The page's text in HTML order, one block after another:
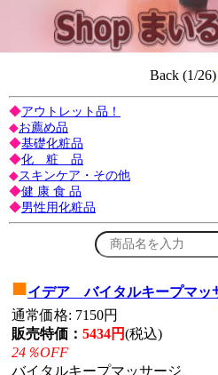
Back (1/26)
◆アウトレット品！
◆お薦め品
◆基礎化粧品
◆化 粧 品
◆スキンケア・その他
◆健 康 食 品
◆男性用化粧品
■イデア バイタルキープマッ
通常価格: 7150円
販売特価： 5434円(税込)
24％OFF
バイタルキープマッサージ